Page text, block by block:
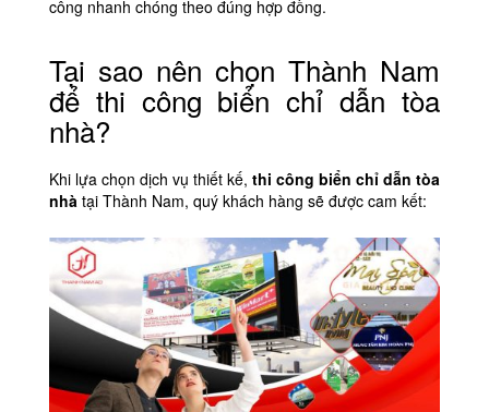
công nhanh chóng theo đúng hợp đồng.
Tại sao nên chọn Thành Nam
để thi công biển chỉ dẫn tòa
nhà?
Khi lựa chọn dịch vụ thiết kế, thi công biển chỉ dẫn tòa
nhà tại Thành Nam, quý khách hàng sẽ được cam kết: